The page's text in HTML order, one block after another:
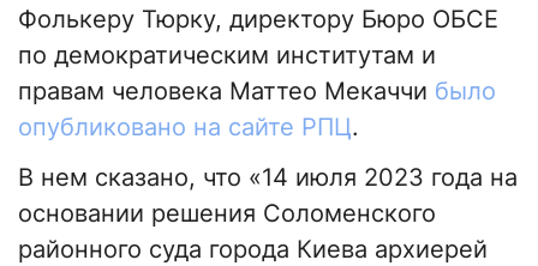
Фолькеру Тюрку, директору Бюро ОБСЕ
по демократическим институтам и
правам человека Маттео Мекаччи было
опубликовано на сайте РПЦ.
В нем сказано, что «14 июля 2023 года на
основании решения Соломенского
районного суда города Киева архиерей